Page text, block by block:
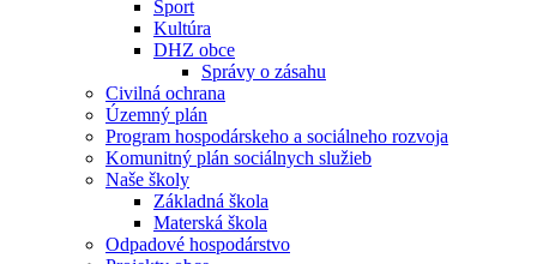
Šport
Kultúra
DHZ obce
Správy o zásahu
Civilná ochrana
Územný plán
Program hospodárskeho a sociálneho rozvoja
Komunitný plán sociálnych služieb
Naše školy
Základná škola
Materská škola
Odpadové hospodárstvo